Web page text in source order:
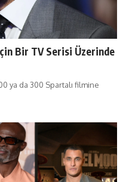
Bir TV Serisi Üzerinde
ya da 300 Spartalı filmine